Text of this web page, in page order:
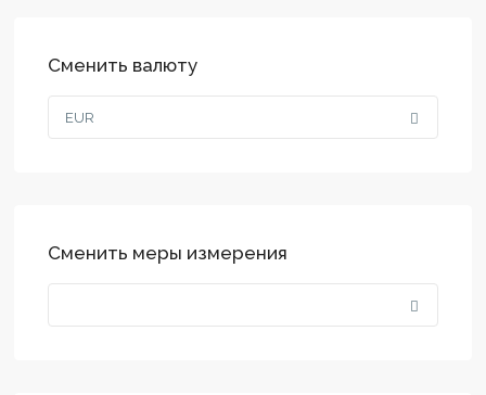
Сменить валюту
EUR
Сменить меры измерения